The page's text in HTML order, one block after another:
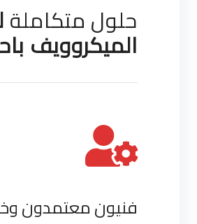
حلول متكاملة
الميكروويف
فنيون معتمدون